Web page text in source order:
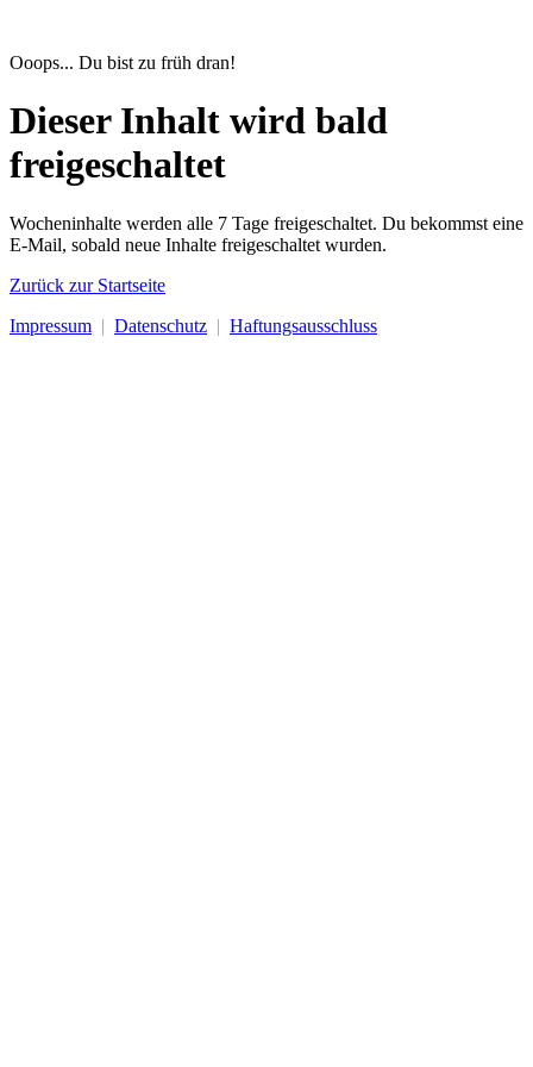
Ooops... Du bist zu früh dran!
Dieser Inhalt wird bald
freigeschaltet
Wocheninhalte werden alle 7 Tage freigeschaltet. Du bekommst eine
E-Mail, sobald neue Inhalte freigeschaltet wurden.
Zurück zur Startseite
Impressum | Datenschutz | Haftungsausschluss